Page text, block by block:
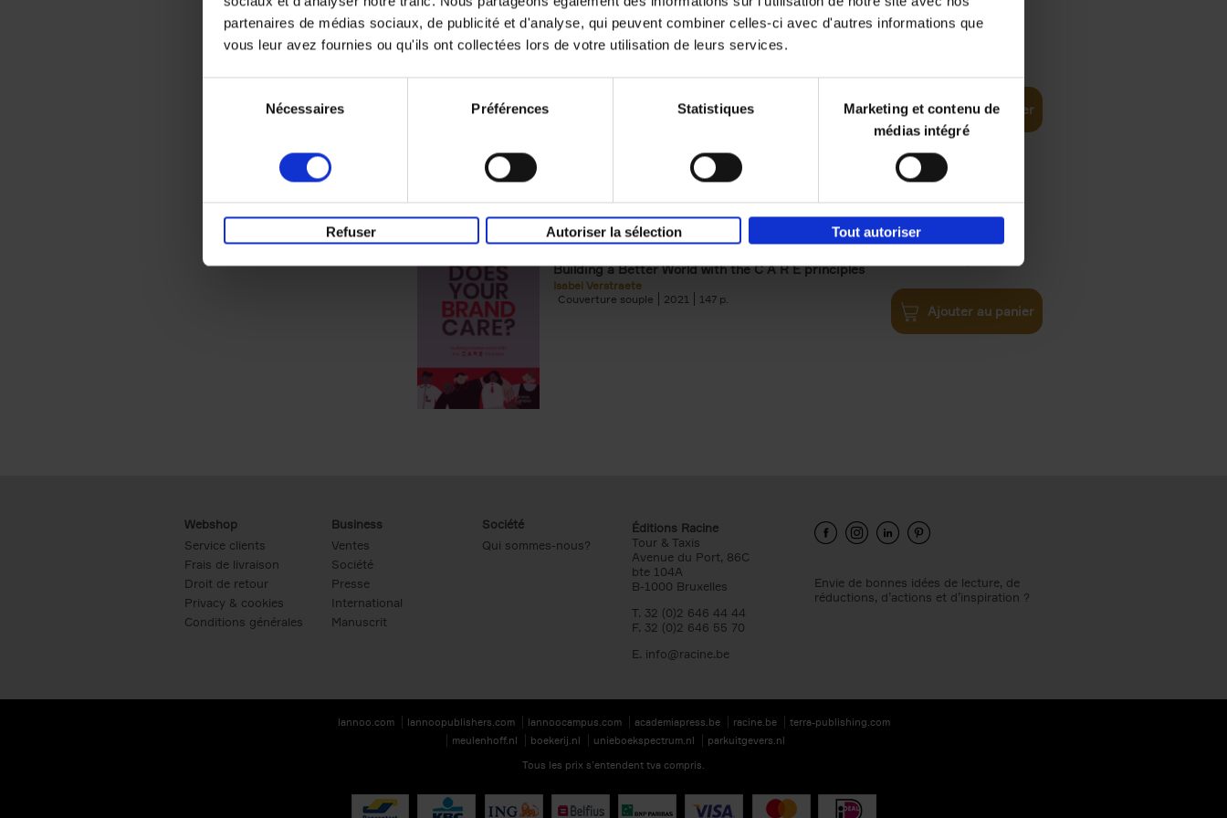
partenaires de médias sociaux, de publicité et d'analyse, qui peuvent combiner celles-ci avec d'autres informations que
vous leur avez fournies ou qu'ils ont collectées lors de votre utilisation de leurs services.
Nécessaires Préférences Statistiques
Marketing et contenu de
médias intégré
Refuser Autoriser la sélection Tout autoriser
Digital marketing like a PRO -
completely revised edition
Ajouter au panier
Does Your Brand Care?
Building a Better World with the C A R E principles
Isabel Verstraete
Couverture souple
2021 147
€34,99
Ajouter au panier
Webshop
Service clients
Frais de livraison
Droit de retour
Privacy & cookies
Conditions générales
Business
Ventes
Société
Presse
International
Manuscrit
Société
Qui sommes-nous?
Éditions Racine
Tour & Taxis
Avenue du Port, 86C
bte 104A
B-1000 Bruxelles
T. 32 (0)2 646 44 44
F. 32 (0)2 646 55 70
E. info@racine.be
Envie de bonnes idées de lecture, de
réductions, d’actions et d’inspiration ?
lannoo.com lannoopublishers.com lannoocampus.com academiapress.be racine.be
terra-publishing.com
meulenhoff.nl
boekerij.nl unieboekspectrum.nl
parkuitgevers.nl
Tous les prix s’entendent tva compris.